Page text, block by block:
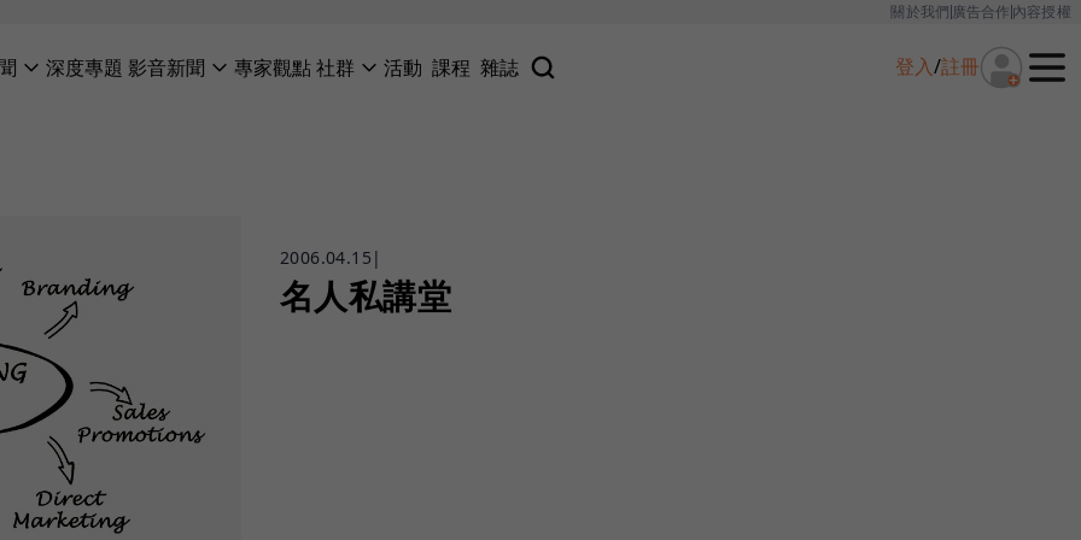
關於我們廣告合作內容授權
深度專題 影音新聞 專家觀點社群 活動 課程 雜誌 登入/註冊
2006.04.15 |
名人私講堂